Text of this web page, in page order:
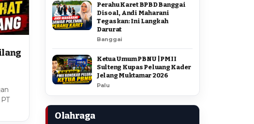
Perahu Karet BPBD Banggai
Disoal, Andi Maharani
Tegaskan: Ini Langkah
Darurat
Banggai
Ketua Umum PBNU | PMII
Sulteng Kupas Peluang Kader
Jelang Muktamar 2026
Palu
Olahraga